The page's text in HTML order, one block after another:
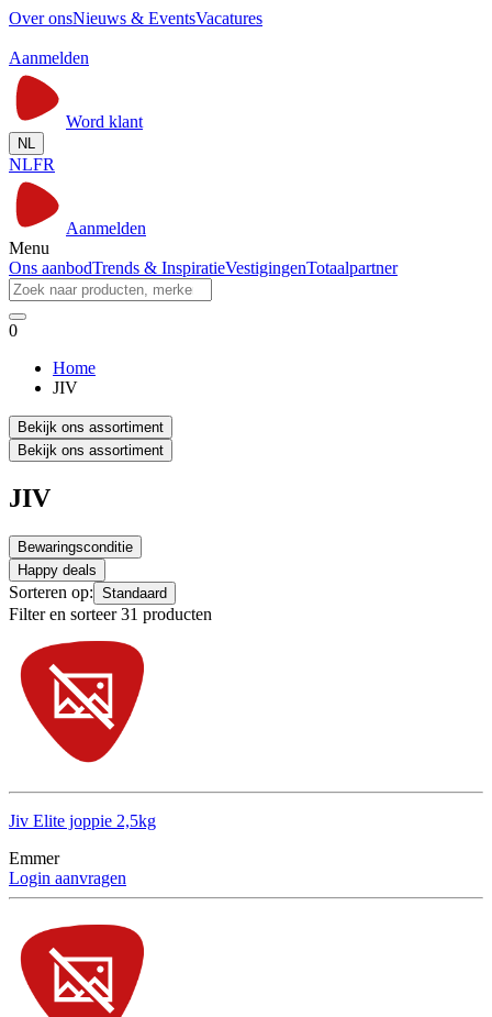
Over onsNieuws & EventsVacatures
Aanmelden
Word klant
NL
NLFR
Aanmelden
Menu
Ons aanbodTrends & InspiratieVestigingenTotaalpartner
0
Home
JIV
Bekijk ons assortiment
Bekijk ons assortiment
JIV
Bewaringsconditie
Happy deals
Sorteren op: Standaard
Filter en sorteer 31 producten
Jiv Elite joppie 2,5kg
Emmer
Login aanvragen